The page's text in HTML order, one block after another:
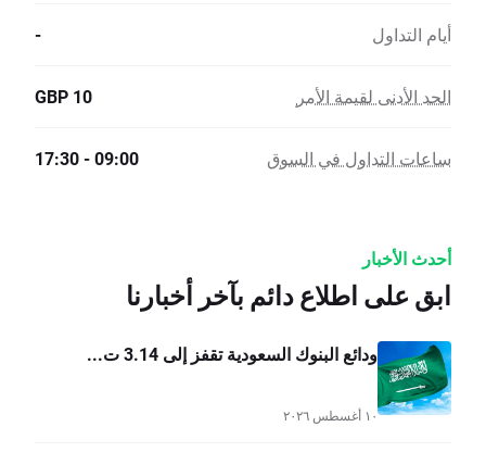
أيام التداول -
الحد الأدنى لقيمة الأمر 10 GBP
ساعات التداول في السوق 09:00 - 17:30
أحدث الأخبار
ابق على اطلاع دائم بآخر أخبارنا
ودائع البنوك السعودية تقفز إلى 3.14 ت...
١٠ أغسطس ٢٠٢٦